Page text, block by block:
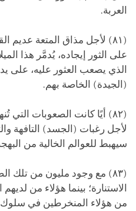
العربة.
(٨١) لأجل مذاق المتعة عديم
على الثور إيجاده، يُدمَّر هذا
الذي يصعب العثور عليه، على
(الجيدة) الخاصة بهم.
(٨٢) أيًا كانت الصعوبات
لأجل رغبات (الجسد) التافهة
سيهبط للعوالم الخالية من
(٨٣) مع وجود مليون من تلك
الاستنارة؛ بينما هؤلاء من
من هؤلاء المنخرطين في سلوك